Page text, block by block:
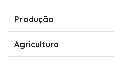
Produção
Agricultura